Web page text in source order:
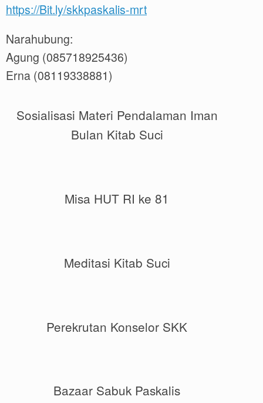
https://Bit.ly/skkpaskalis-mrt
Narahubung:
Agung (085718925436)
Erna (08119338881)
Sosialisasi Materi Pendalaman Iman
Bulan Kitab Suci
Misa HUT RI ke 81
Meditasi Kitab Suci
Perekrutan Konselor SKK
Bazaar Sabuk Paskalis